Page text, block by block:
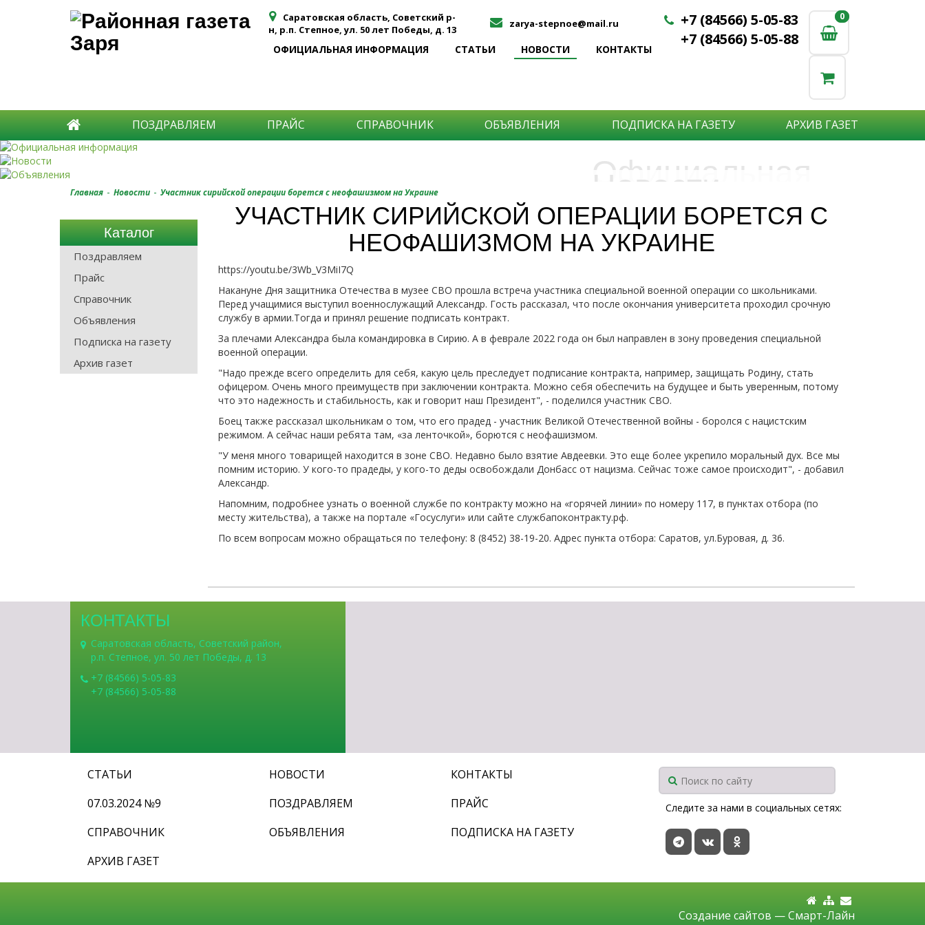
Саратовская область, Советский р-
н, р.п. Степное, ул. 50 лет Победы, д. 13
zarya-stepnoe@mail.ru
ОФИЦИАЛЬНАЯ ИНФОРМАЦИЯ СТАТЬИ НОВОСТИ КОНТАКТЫ
+7 (84566) 5-05-83
+7 (84566) 5-05-88
0
0
ПОЗДРАВЛЯЕМ ПРАЙС СПРАВОЧНИК ОБЪЯВЛЕНИЯ ПОДПИСКА НА ГАЗЕТУ АРХИВ ГАЗЕТ
Официальная
информация
Новости
Самые актуальные новости:
-происшествия,
-мира науки,
-медицины,
Объявления
Хотите что бы о Вас узнали?
Просто закажите объявление.
Главная - Новости - Участник сирийской операции борется с неофашизмом на Украине
Каталог
Поздравляем
Прайс
Справочник
Объявления
Подписка на газету
Архив газет
УЧАСТНИК СИРИЙСКОЙ ОПЕРАЦИИ БОРЕТСЯ С
НЕОФАШИЗМОМ НА УКРАИНЕ
https://youtu.be/3Wb_V3MiI7Q
Накануне Дня защитника Отечества в музее СВО прошла встреча участника специальной военной операции со школьниками.
Перед учащимися выступил военнослужащий Александр. Гость рассказал, что после окончания университета проходил срочную
службу в армии.Тогда и принял решение подписать контракт.
За плечами Александра была командировка в Сирию. А в феврале 2022 года он был направлен в зону проведения специальной
военной операции.
"Надо прежде всего определить для себя, какую цель преследует подписание контракта, например, защищать Родину, стать
офицером. Очень много преимуществ при заключении контракта. Можно себя обеспечить на будущее и быть уверенным, потому
что это надежность и стабильность, как и говорит наш Президент", - поделился участник СВО.
Боец также рассказал школьникам о том, что его прадед - участник Великой Отечественной войны - боролся с нацистским
режимом. А сейчас наши ребята там, «за ленточкой», борются с неофашизмом.
"У меня много товарищей находится в зоне СВО. Недавно было взятие Авдеевки. Это еще более укрепило моральный дух. Все мы
помним историю. У кого-то прадеды, у кого-то деды освобождали Донбасс от нацизма. Сейчас тоже самое происходит", - добавил
Александр.
Напомним, подробнее узнать о военной службе по контракту можно на «горячей линии» по номеру 117, в пунктах отбора (по
месту жительства), а также на портале «Госуслуги» или сайте службапоконтракту.рф.
По всем вопросам можно обращаться по телефону: 8 (8452) 38-19-20. Адрес пункта отбора: Саратов, ул.Буровая, д. 36.
КОНТАКТЫ
Саратовская область, Советский район,
р.п. Степное, ул. 50 лет Победы, д. 13
+7 (84566) 5-05-83
+7 (84566) 5-05-88
СТАТЬИ НОВОСТИ
КОНТАКТЫ
07.03.2024 №9
ПОЗДРАВЛЯЕМ
ПРАЙС
СПРАВОЧНИК
ОБЪЯВЛЕНИЯ
ПОДПИСКА НА ГАЗЕТУ
АРХИВ ГАЗЕТ
Следите за нами в социальных сетях:
Создание сайтов —Смарт-Лайн